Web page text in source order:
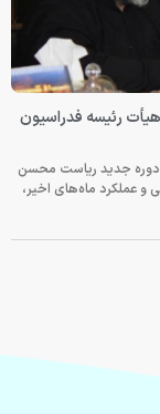
رئیسه فدراسیون
جدید ریاست محسن
و عملکرد ماه‌های اخیر،